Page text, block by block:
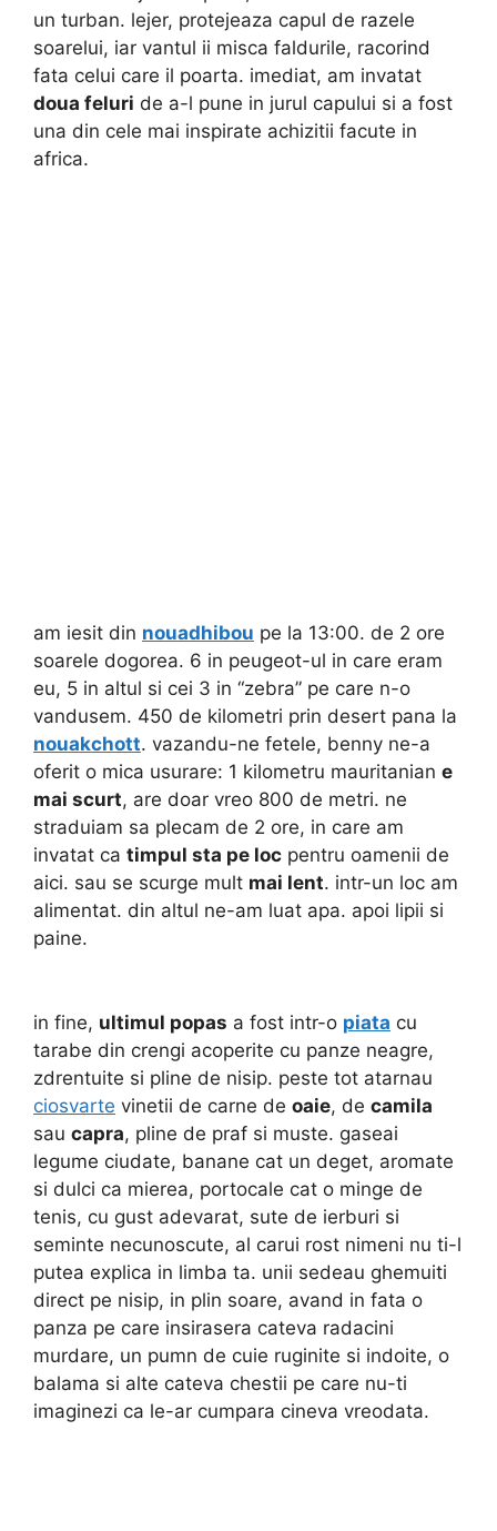
un turban. lejer, protejeaza capul de razele
soarelui, iar vantul ii misca faldurile, racorind
fata celui care il poarta. imediat, am invatat
doua feluri de a-l pune in jurul capului si a fost
una din cele mai inspirate achizitii facute in
africa.
am iesit din nouadhibou pe la 13:00. de 2 ore
soarele dogorea. 6 in peugeot-ul in care eram
eu, 5 in altul si cei 3 in “zebra” pe care n-o
vandusem. 450 de kilometri prin desert pana la
nouakchott. vazandu-ne fetele, benny ne-a
oferit o mica usurare: 1 kilometru mauritanian e
mai scurt, are doar vreo 800 de metri. ne
straduiam sa plecam de 2 ore, in care am
invatat ca timpul sta pe loc pentru oamenii de
aici. sau se scurge mult mai lent. intr-un loc am
alimentat. din altul ne-am luat apa. apoi lipii si
paine.
in fine, ultimul popas a fost intr-o piata cu
tarabe din crengi acoperite cu panze neagre,
zdrentuite si pline de nisip. peste tot atarnau
ciosvarte vinetii de carne de oaie, de camila
sau capra, pline de praf si muste. gaseai
legume ciudate, banane cat un deget, aromate
si dulci ca mierea, portocale cat o minge de
tenis, cu gust adevarat, sute de ierburi si
seminte necunoscute, al carui rost nimeni nu ti-l
putea explica in limba ta. unii sedeau ghemuiti
direct pe nisip, in plin soare, avand in fata o
panza pe care insirasera cateva radacini
murdare, un pumn de cuie ruginite si indoite, o
balama si alte cateva chestii pe care nu-ti
imaginezi ca le-ar cumpara cineva vreodata.